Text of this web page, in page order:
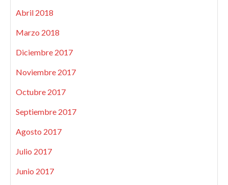
Abril 2018
Marzo 2018
Diciembre 2017
Noviembre 2017
Octubre 2017
Septiembre 2017
Agosto 2017
Julio 2017
Junio 2017